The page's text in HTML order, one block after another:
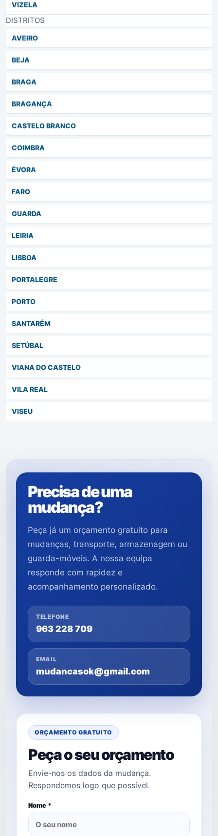
VIZELA
DISTRITOS
AVEIRO
BEJA
BRAGA
BRAGANÇA
CASTELO BRANCO
COIMBRA
ÉVORA
FARO
GUARDA
LEIRIA
LISBOA
PORTALEGRE
PORTO
SANTARÉM
SETÚBAL
VIANA DO CASTELO
VILA REAL
VISEU
Precisa de uma
mudança?
Peça já um orçamento gratuito para
mudanças, transporte, armazenagem ou
guarda-móveis. A nossa equipa
responde com rapidez e
acompanhamento personalizado.
TELEFONE
963 228 709
EMAIL
mudancasok@gmail.com
ORÇAMENTO GRATUITO
Peça o seu orçamento
Envie-nos os dados da mudança.
Respondemos logo que possível.
Nome *